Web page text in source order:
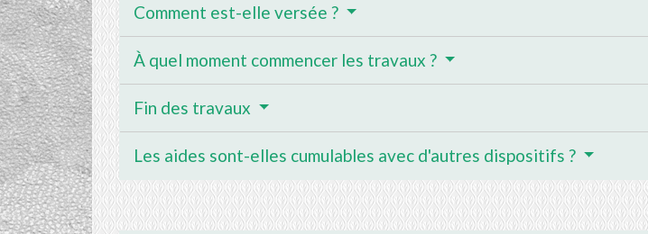
Comment est-elle versée ?
À quel moment commencer les travaux ?
Fin des travaux
Les aides sont-elles cumulables avec d'autres dispositifs ?